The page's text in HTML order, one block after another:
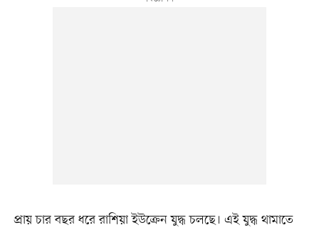
প্রায় চার বছর ধরে রাশিয়া ইউক্রেন যুদ্ধ চলছে। এই যুদ্ধ থামাতে